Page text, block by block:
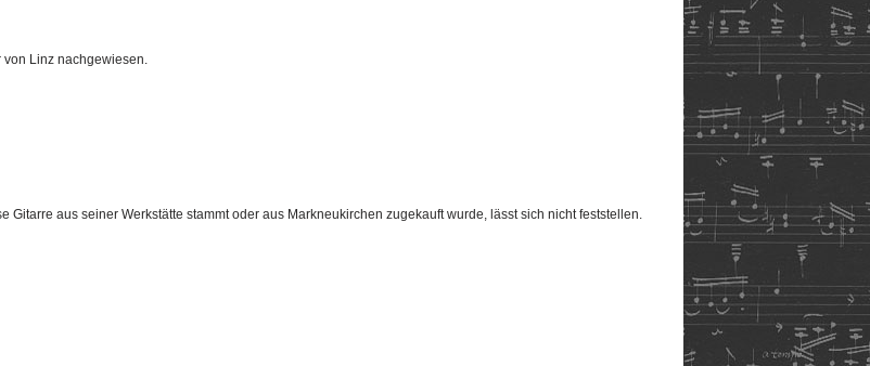
von Linz nachgewiesen.
aus seiner Werkstätte stammt oder aus Markneukirchen zugekauft wurde, lässt sich nicht feststellen.